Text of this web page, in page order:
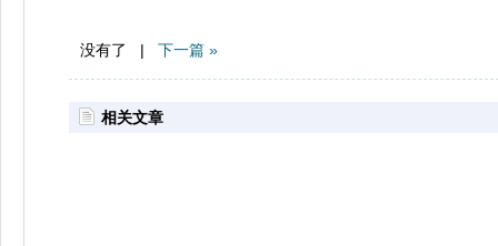
没有了 | 下一篇 »
相关文章